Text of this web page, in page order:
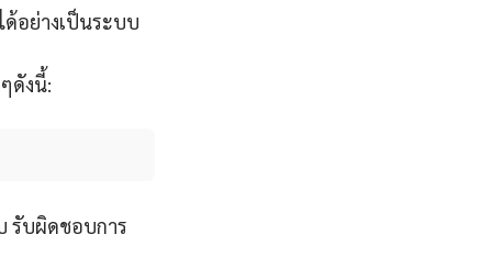
อย่างเป็นระบบ
ดังนี้:
รับผิดชอบการ